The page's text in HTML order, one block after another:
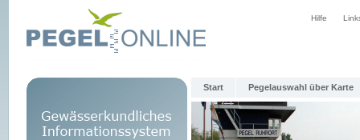
Hilfe
Start Pegelauswahl über Karte